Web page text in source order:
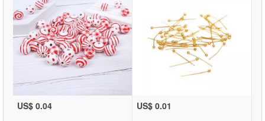
US$ 0.04 US$ 0.01